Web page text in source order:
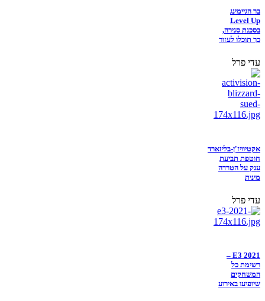
בר הגיימינג
Level Up
בסכנת סגירה,
כך תוכלו לעזור
עדי פרל
אקטיוויז'ן-בליזארד
חוטפת תביעת
ענק על הטרדה
מינית
עדי פרל
E3 2021 –
רשימת כל
המשחקים
שיופיעו באירוע